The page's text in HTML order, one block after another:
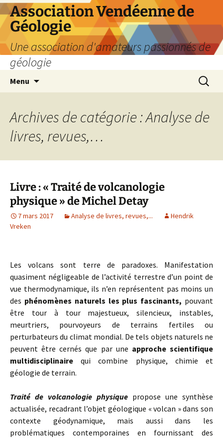
Aller
au
contenu
Association Vendéenne de
Géologie
Une association d'amateurs passionnés de
géologie
Menu
Archives de catégorie : Analyse de
livres, revues,…
Livre : « Traité de volcanologie
physique » de Michel Detay
7 mars 2017 Analyse de livres, revues,...
Hendrik
Vreken
Les volcans sont terre de paradoxes. Manifestation
quasiment négligeable de l’activité terrestre d’un point de
vue thermodynamique, ils n’en représentent pas moins un
des phénomènes naturels les plus fascinants, pouvant
être tour à tour majestueux, silencieux, instables,
meurtriers, pourvoyeurs de terrains fertiles ou
perturbateurs du climat mondial. De tels objets naturels ne
peuvent être cernés que par une approche scientifique
multidisciplinaire
qui combine physique, chimie et
géologie de terrain.
Traité de volcanologie physique propose une synthèse
actualisée, recadrant l’objet géologique « volcan » dans son
contexte géodynamique, mais aussi dans les
problématiques contemporaines en fournissant des